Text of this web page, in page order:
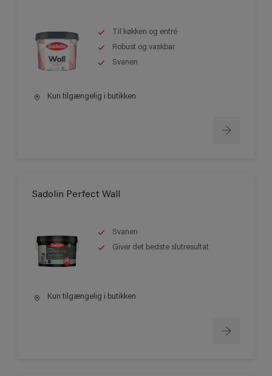
Til køkken og entré
Robust og vaskbar
Svanen
Kun tilgængelig i butikken
Sadolin Perfect Wall
Svanen
Giver det bedste slutresultat
Kun tilgængelig i butikken